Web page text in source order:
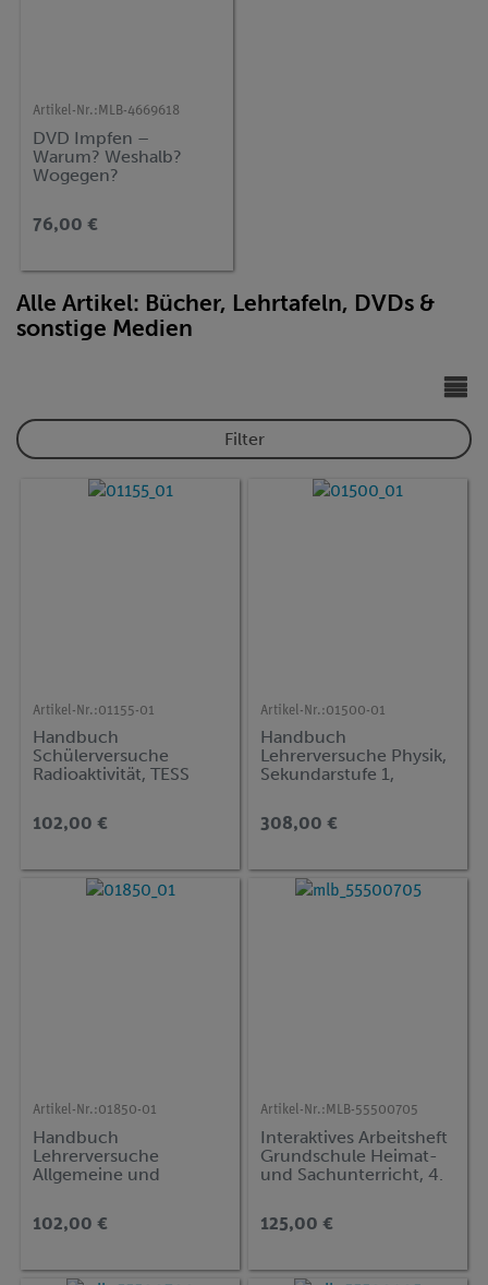
Artikel-Nr.: MLB-4669618
DVD Impfen –
Warum? Weshalb?
Wogegen?
76,00 €
Alle Artikel: Bücher, Lehrtafeln, DVDs &
sonstige Medien
Filter
Artikel-Nr.:01155-01
Handbuch
Schülerversuche
Radioaktivität, TESS
102,00 €
Artikel-Nr.:01500-01
Handbuch
Lehrerversuche Physik,
Sekundarstufe 1,
Wärme, regenerative
Energie, Elektrik, Optik,
308,00 €
Artikel-Nr.:01850-01
Handbuch
Lehrerversuche
Allgemeine und
Chemie (CT)
102,00 €
Artikel-Nr.: MLB-55500705
Interaktives Arbeitsheft
Grundschule Heimat-
und Sachunterricht, 4.
125,00 €